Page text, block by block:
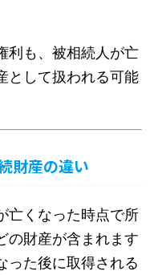
利も、被相続人が亡
として扱われる可能
財産の違い
亡くなった時点で所
の財産が含まれます
った後に取得される